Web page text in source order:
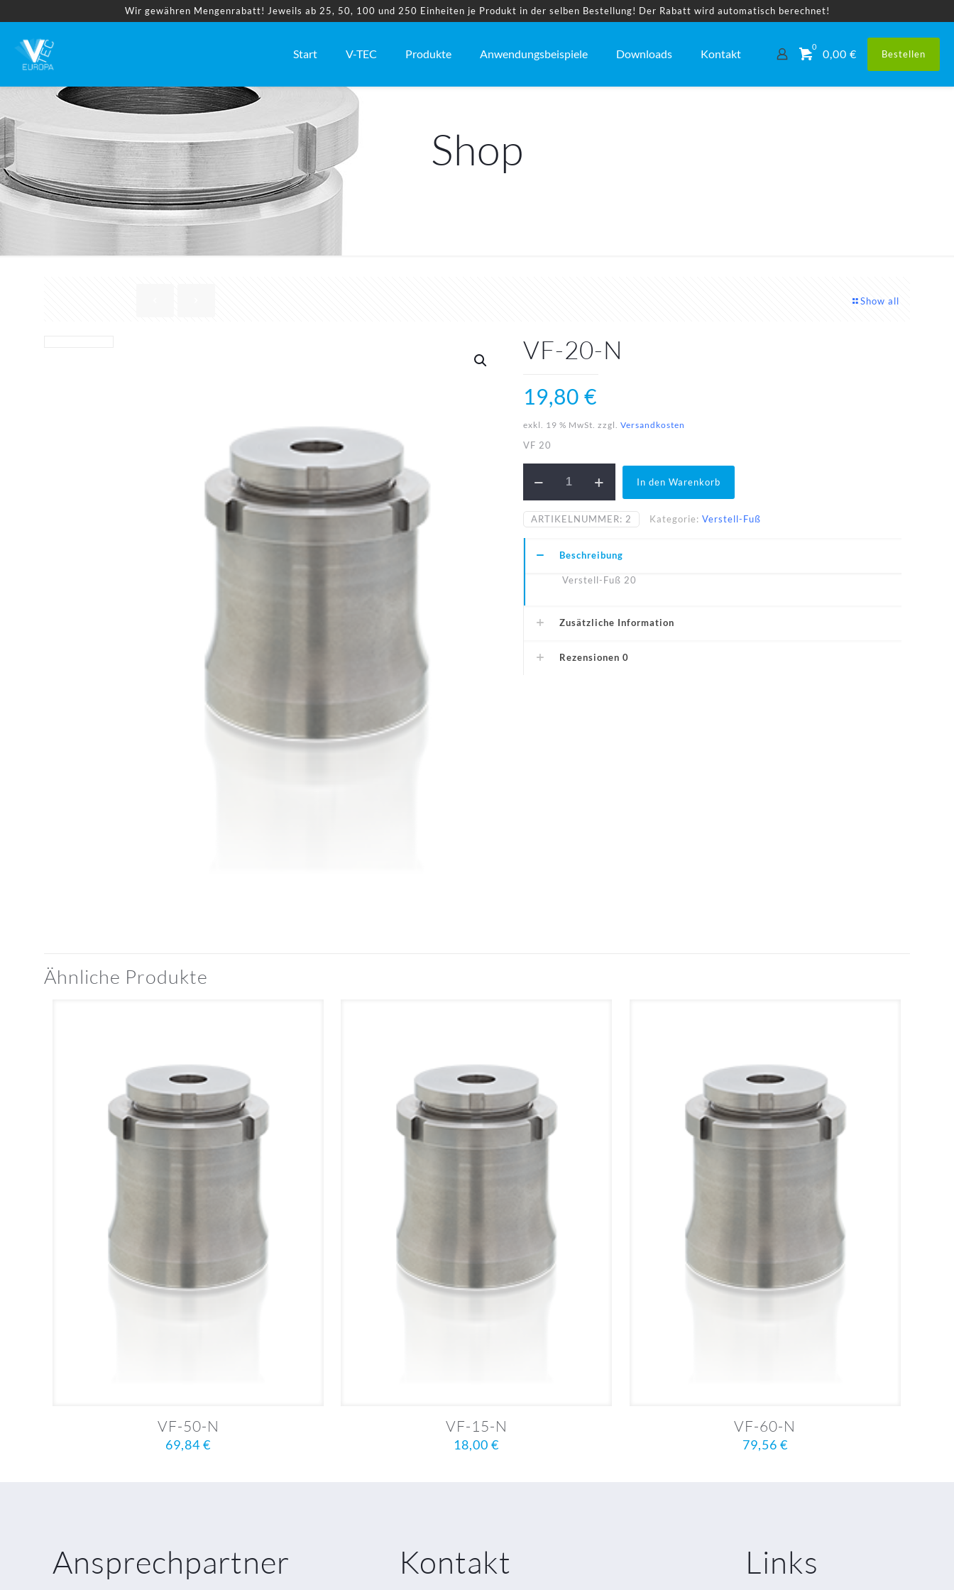
Wir gewähren Mengenrabatt! Jeweils ab 25, 50, 100 und 250 Einheiten je Produkt in der selben Bestellung! Der Rabatt wird automatisch berechnet!
Start V-TEC Produkte Anwendungsbeispiele Downloads Kontakt
0
0,00 € Bestellen
Shop
Show all
VF-20-N
19,80 €
exkl. 19 % MwSt. zzgl. Versandkosten
VF 20
20-
N
Menge
In den Warenkorb
ARTIKELNUMMER: 2 Kategorie: Verstell-Fuß
Beschreibung
Verstell-Fuß 20
Zusätzliche Information
Rezensionen 0
Ähnliche Produkte
VF-50-N
69,84€
VF-15-N
18,00€
VF-60-N
79,56 €
Ansprechpartner Kontakt Links